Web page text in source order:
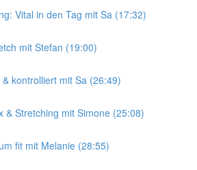
Vital in den Tag mit Sa (17:32)
mit Stefan (19:00)
kontrolliert mit Sa (26:49)
& Stretching mit Simone (25:08)
fit mit Melanie (28:55)